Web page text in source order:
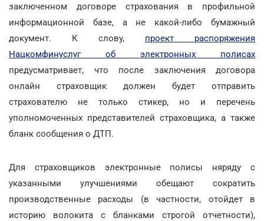
заключенном договоре страхования в профильной
информационной базе, а не какой-либо бумажный
документ. К слову, проект распоряжения
Нацкомфинуслуг об электронных полисах
предусматривает, что после заключения договора
онлайн страховщик должен будет отправить
страхователю не только стикер, но и перечень
уполномоченных представителей страховщика, а также
бланк сообщения о ДТП.
Для страховщиков электронные полисы няряду с
указанными улучшениями обещают сократить
производственные расходы (в частности, отойдет в
историю волокита с бланками строгой отчетности),